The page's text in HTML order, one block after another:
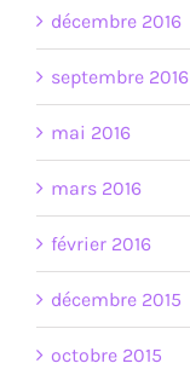
décembre 2016
septembre 2016
mai 2016
mars 2016
février 2016
décembre 2015
octobre 2015